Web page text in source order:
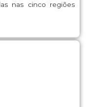
nas cinco regiões